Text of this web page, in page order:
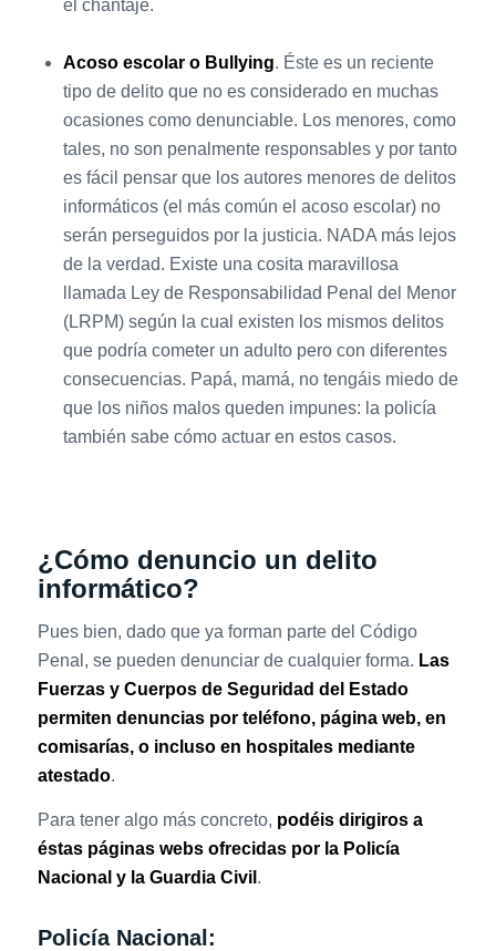
el chantaje.
Acoso escolar o Bullying. Éste es un reciente
tipo de delito que no es considerado en muchas
ocasiones como denunciable. Los menores, como
tales, no son penalmente responsables y por tanto
es fácil pensar que los autores menores de delitos
informáticos (el más común el acoso escolar) no
serán perseguidos por la justicia. NADA más lejos
de la verdad. Existe una cosita maravillosa
llamada Ley de Responsabilidad Penal del Menor
(LRPM) según la cual existen los mismos delitos
que podría cometer un adulto pero con diferentes
consecuencias. Papá, mamá, no tengáis miedo de
que los niños malos queden impunes: la policía
también sabe cómo actuar en estos casos.
¿Cómo denuncio un delito
informático?
Pues bien, dado que ya forman parte del Código
Penal, se pueden denunciar de cualquier forma. Las
Fuerzas y Cuerpos de Seguridad del Estado
permiten denuncias por teléfono, página web, en
comisarías, o incluso en hospitales mediante
atestado.
Para tener algo más concreto, podéis dirigiros a
éstas páginas webs ofrecidas por la Policía
Nacional y la Guardia Civil .
Policía Nacional: